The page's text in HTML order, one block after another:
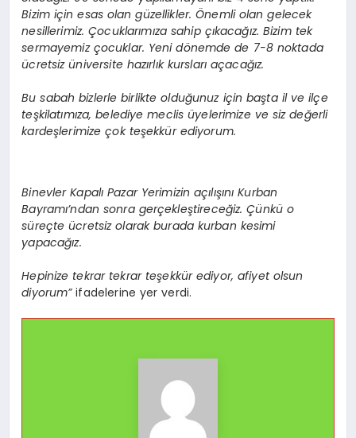
Bizim için esas olan güzellikler. Önemli olan gelecek
nesillerimiz. Çocuklarımıza sahip çıkacağız. Bizim tek
sermayemiz çocuklar. Yeni dönemde de 7-8 noktada
ücretsiz üniversite hazırlık kursları açacağız.
Bu sabah bizlerle birlikte olduğunuz için başta il ve ilçe
teşkilatımıza, belediye meclis üyelerimize ve siz değerli
kardeşlerimize çok teşekkür ediyorum.
Binevler Kapalı Pazar Yerimizin açılışını Kurban
Bayramı’ndan sonra gerçekleştireceğiz. Çünkü o
süreçte ücretsiz olarak burada kurban kesimi
yapacağız.
Hepinize tekrar tekrar teşekkür ediyor, afiyet olsun
diyorum”ifadelerine yer verdi.